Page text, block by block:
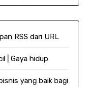
RSS dari URL
| Gaya hidup
yang baik bagi